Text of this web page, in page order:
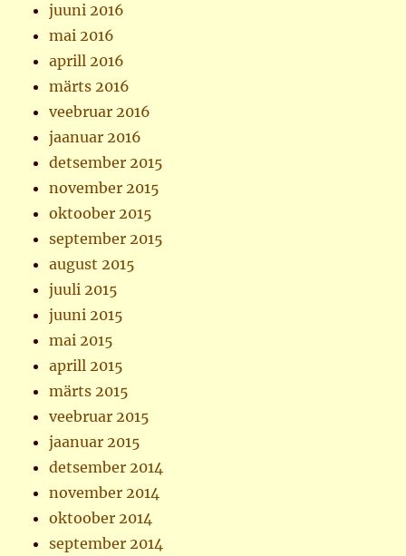
juuni 2016
mai 2016
aprill 2016
märts 2016
veebruar 2016
jaanuar 2016
detsember 2015
november 2015
oktoober 2015
september 2015
august 2015
juuli 2015
juuni 2015
mai 2015
aprill 2015
märts 2015
veebruar 2015
jaanuar 2015
detsember 2014
november 2014
oktoober 2014
september 2014